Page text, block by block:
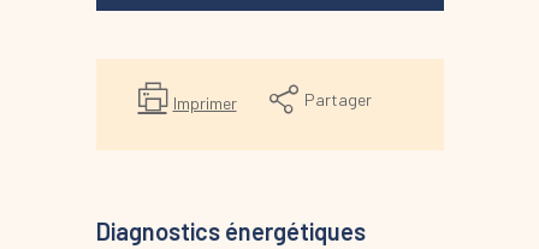
Imprimer Partager
Diagnostics énergétiques